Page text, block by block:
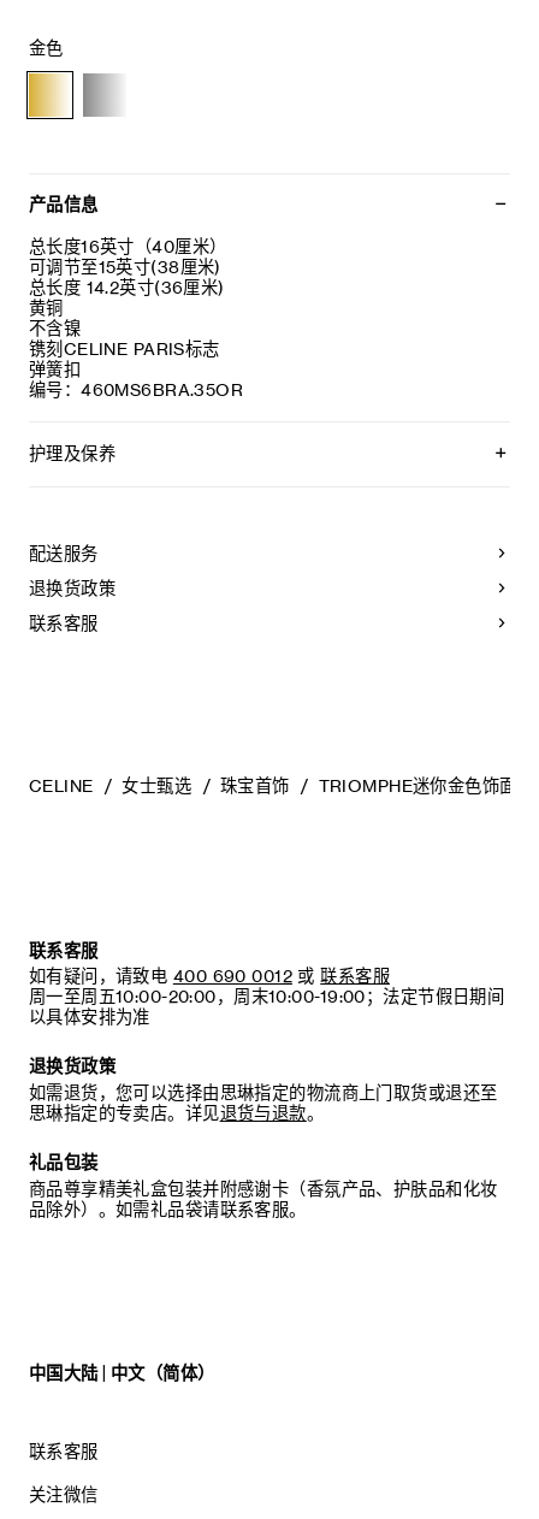
金色
产品信息
总长度16英寸（40厘米）
可调节至15英寸(38厘米)
总长度 14.2英寸(36厘米)
黄铜
不含镍
镌刻CELINE PARIS标志
弹簧扣
编号：460MS6BRA.35OR
护理及保养
质地坚硬的手镯，以避免氧化。具有弹簧功能的部件不能接触
海水或腐蚀性化学物质。所有珠宝均不含镍，并具有低敏感
性。
配送服务
退换货政策
联系客服
CELINE 女士甄选 珠宝首饰 TRIOMPHE迷你金色饰面项
联系客服
如有疑问，请致电 400 690 0012 或 联系客服
周一至周五10:00-20:00，周末10:00-19:00；法定节假日期间
以具体安排为准
退换货政策
如需退货，您可以选择由思琳指定的物流商上门取货或退还至
思琳指定的专卖店。详见退货与退款。
礼品包装
商品尊享精美礼盒包装并附感谢卡（香氛产品、护肤品和化妆
品除外）。如需礼品袋请联系客服。
中国大陆 | 中文（简体）
联系客服
关注微信